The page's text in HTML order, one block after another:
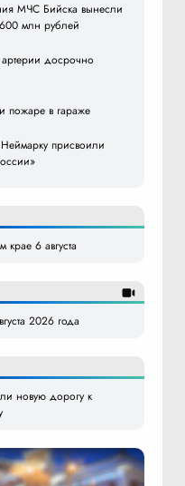
МЧС Бийска вынесли
млн рублей
досрочно
пожаре в гараже
присвоили
6 августа
2026 года
новую дорогу к